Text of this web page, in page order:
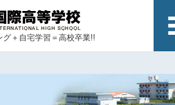
＋自宅学習＝高校卒業!!